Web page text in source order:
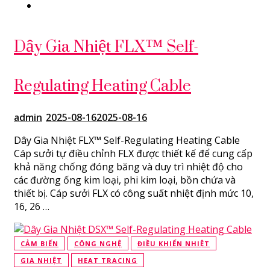
Dây Gia Nhiệt FLX™ Self-
Regulating Heating Cable
admin 2025-08-162025-08-16
Dây Gia Nhiệt FLX™ Self-Regulating Heating Cable
Cáp sưởi tự điều chỉnh FLX được thiết kế để cung cấp
khả năng chống đóng băng và duy trì nhiệt độ cho
các đường ống kim loại, phi kim loại, bồn chứa và
thiết bị. Cáp sưởi FLX có công suất nhiệt định mức 10,
16, 26 …
CẢM BIẾN CÔNG NGHỆ
ĐIỀU KHIỂN NHIỆT
GIA NHIỆT
HEAT TRACING